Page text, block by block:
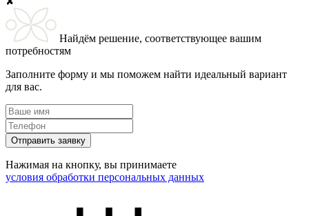
Найдём решение, соответствующее вашим
потребностям
Заполните форму и мы поможем найти идеальный вариант
для вас.
Отправить заявку
Нажимая на кнопку, вы принимаете
условия обработки персональных данных